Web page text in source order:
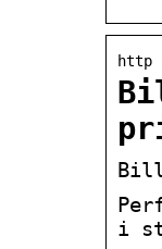
http
i